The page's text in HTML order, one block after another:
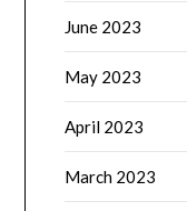
June 2023
May 2023
April 2023
March 2023